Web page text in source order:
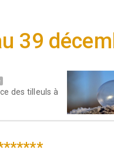
39
des tilleuls à